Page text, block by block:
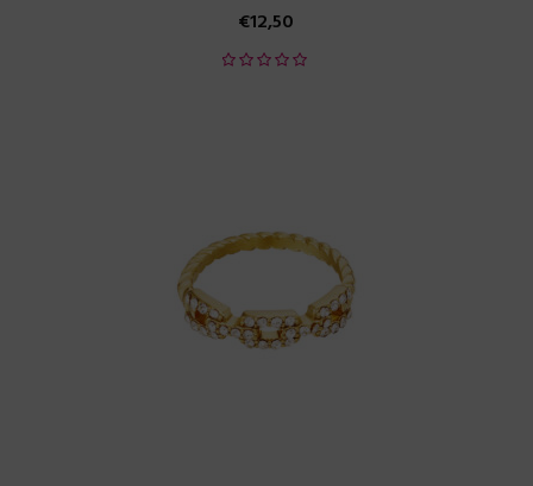
€12,50